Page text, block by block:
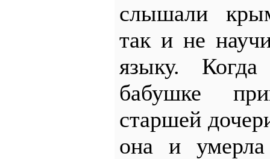
слышали
так и не
языку.
бабушке
старшей
она и